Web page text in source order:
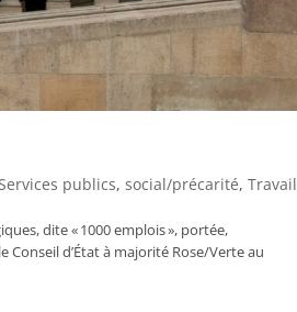
Services publics, social/précarité, Travail
dite « 1000 emplois », portée,
Conseil d’État à majorité Rose/Verte au